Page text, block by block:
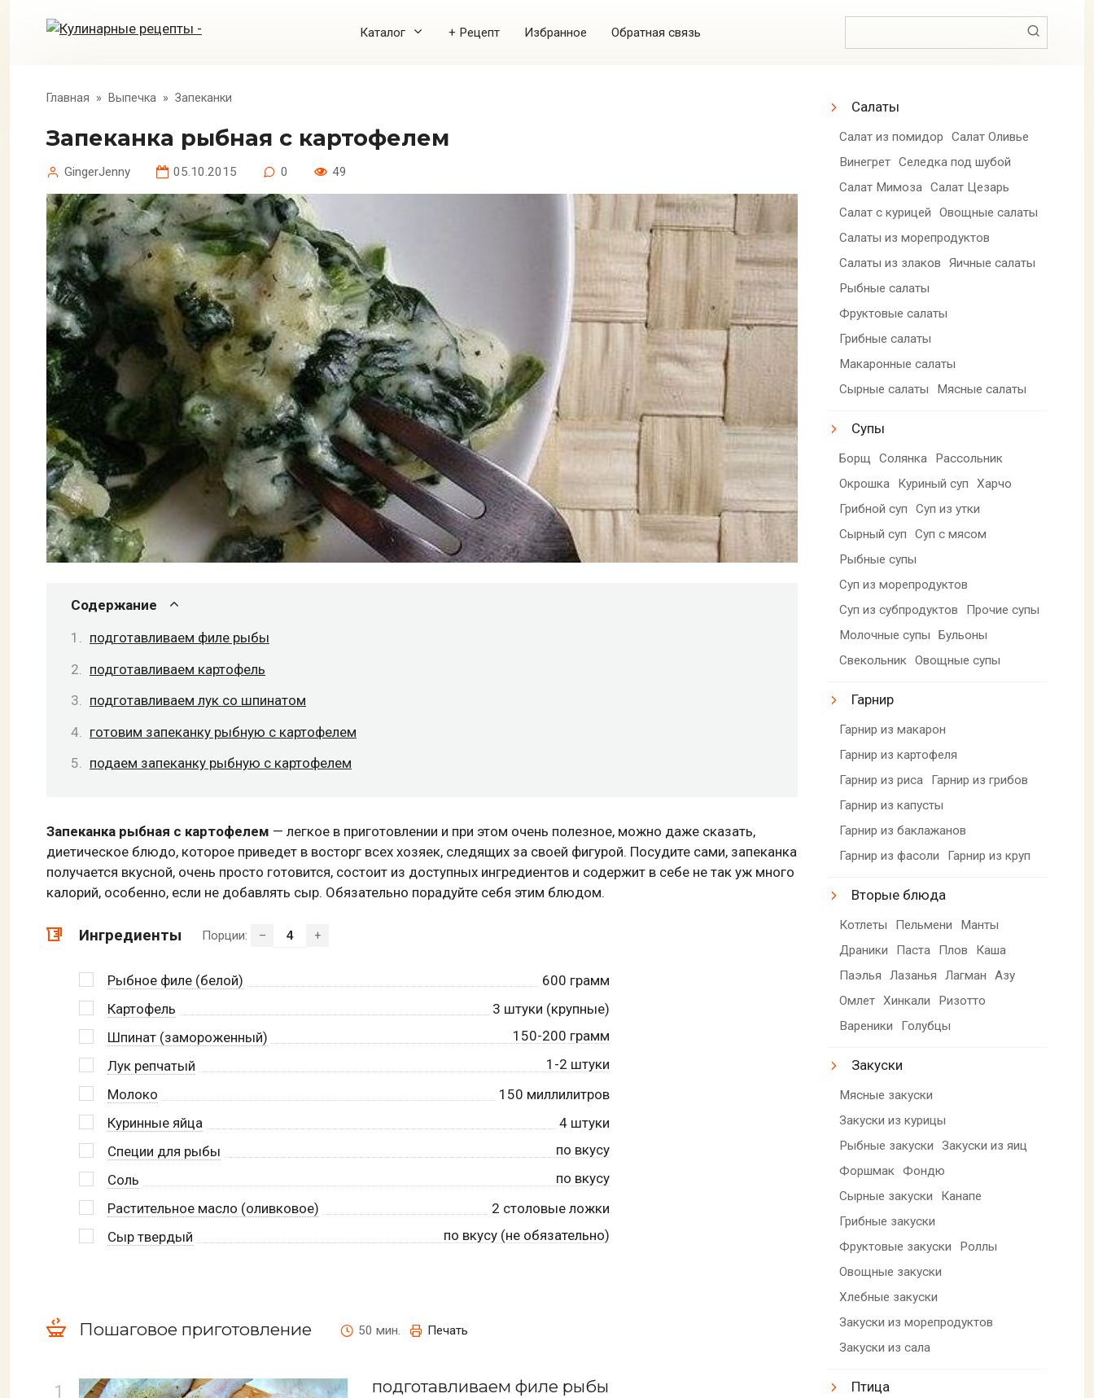
Каталог + Рецепт Избранное Обратная связь
Главная » Выпечка » Запеканки
Запеканка рыбная с картофелем
GingerJenny 05.10.2015 0 49
Содержание
подготавливаем филе рыбы
подготавливаем картофель
подготавливаем лук со шпинатом
готовим запеканку рыбную с картофелем
подаем запеканку рыбную с картофелем
Запеканка рыбная с картофелем — легкое в приготовлении и при этом очень полезное, можно даже сказать,
диетическое блюдо, которое приведет в восторг всех хозяек, следящих за своей фигурой. Посудите сами, запеканка
получается вкусной, очень просто готовится, состоит из доступных ингредиентов и содержит в себе не так уж много
калорий, особенно, если не добавлять сыр. Обязательно порадуйте себя этим блюдом.
Ингредиенты Порции: – +
Рыбное филе (белой) 600 грамм
Картофель
3 штуки (крупные)
Шпинат (замороженный)
150-200 грамм
Лук репчатый
1-2 штуки
Молоко
150 миллилитров
Куринные яйца
4штуки
Специи для рыбы
по вкусу
Соль
по вкусу
Растительное масло (оливковое)
2 столовые ложки
Сыр твердый
по вкусу (не обязательно)
Пошаговое приготовление 50 мин. Печать
подготавливаем филе рыбы
Салаты
Салат из помидор
Салат Оливье
Винегрет Селедка под шубой
Салат Мимоза Салат Цезарь
Салат с курицей
Овощные салаты
Салаты из морепродуктов
Салаты из злаков
Яичные салаты
Рыбные салаты
Фруктовые салаты
Грибные салаты
Макаронные салаты
Сырные салаты
Мясные салаты
Супы
Борщ Солянка
Рассольник
Окрошка
Куриный суп
Харчо
Грибной суп
Суп из утки
Сырный суп
Суп с мясом
Рыбные супы
Суп из морепродуктов
Суп из субпродуктов
Прочие супы
Молочные супы
Бульоны
Свекольник Овощные супы
Гарнир
Гарнир из макарон
Гарнир из картофеля
Гарнир из риса
Гарнир из грибов
Гарнир из капусты
Гарнир из баклажанов
Гарнир из фасоли
Гарнир из круп
Вторые блюда
Котлеты Пельмени
Манты
Драники
Паста Плов
Каша
Паэлья
Лазанья Лагман
Азу
Омлет Хинкали
Ризотто
Вареники
Голубцы
Закуски
Мясные закуски
Закуски из курицы
Рыбные закуски
Закуски из яиц
Форшмак Фондю
Сырные закуски
Канапе
Грибные закуски
Фруктовые закуски
Роллы
Овощные закуски
Хлебные закуски
Закуски из морепродуктов
Закуски из сала
Птица